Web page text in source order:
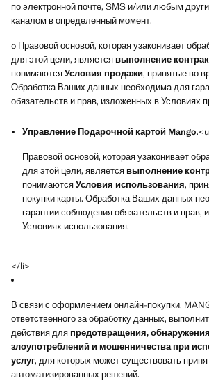
по электронной почте, SMS и/или любым
каналом в определенный момент.
o Правовой основой, которая узаконивает
для этой цели, является выполнение
понимаютсяУсловия продажи, принятые во
Обработка Ваших данных необходима для
обязательств и прав, изложенных в Условиях
Управление Подарочной картой Mango
Правовой основой, которая узаконивает
для этой цели, является выполнение
понимаютсяУсловия использования,
покупки карты. Обработка Ваших данных
гарантии соблюдения обязательств и прав,
Условиях использования.
</li>
В связи с оформлением онлайн-покупки,
ответственного за обработку данных,
действия для предотвращения,
злоупотреблений и мошенничества при
услуг, для которых может существовать
автоматизированных решений.